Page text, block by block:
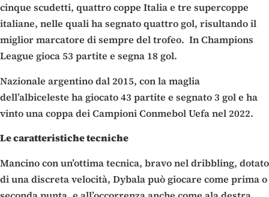
cinque scudetti, quattro coppe Italia e tre supercoppe
italiane, nelle quali ha segnato quattro gol, risultando il
miglior marcatore di sempre del trofeo. In Champions
League gioca 53 partite e segna 18 gol.
Nazionale argentino dal 2015, con la maglia
dell’albiceleste ha giocato 43 partite e segnato 3 gol e ha
vinto una coppa dei Campioni Conmebol Uefa nel 2022.
Le caratteristiche tecniche
Mancino con un’ottima tecnica, bravo nel dribbling, dotato
di una discreta velocità, Dybala può giocare come prima o